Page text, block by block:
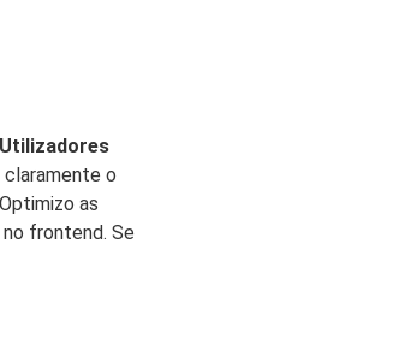
Utilizadores
o
as
frontend. Se